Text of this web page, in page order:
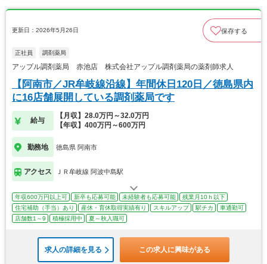
更新日：2026年5月26日 保存する
正社員 調剤薬局
アップル調剤薬局 赤池店 株式会社アップル調剤薬局の薬剤師求人
【阿南市／JR牟岐線沿線】年間休日120日／徳島県内
に16店舗展開している調剤薬局です
給与
【月収】28.0万円～32.0万円
【年収】400万円～600万円
勤務地 徳島県 阿南市
アクセス ＪＲ牟岐線 阿波中島駅
年収600万円以上可 新卒も応募可能 未経験者も応募可能
残業月10ｈ以下
住宅補助（手当）あり
産休・育休取得実績有り スキルアップ 駅チカ
車通勤可
店舗数1～9
積極採用中 夏～秋入職可
求人の詳細を見る この求人に興味がある